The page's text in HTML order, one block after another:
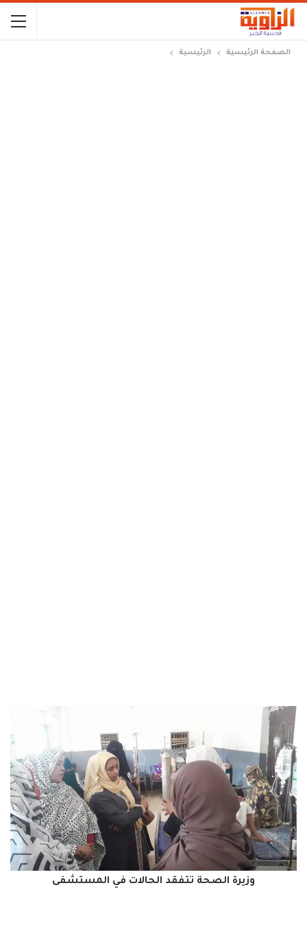
الصفحة الرئيسية الرئيسية
وزيرة الصحة تتفقد الحالات في المستشفى